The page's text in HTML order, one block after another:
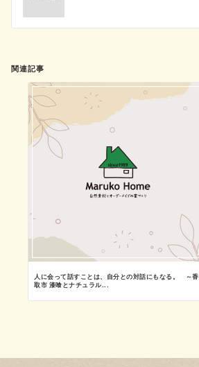
ビ
ー
関連記事
人に会って話すことは、自分との対話にもなる。 ～香
取市 漆喰とナチュラル...